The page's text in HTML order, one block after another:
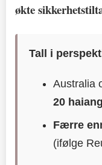
økte
Tall i
Australia
20
Færre
(ifølge